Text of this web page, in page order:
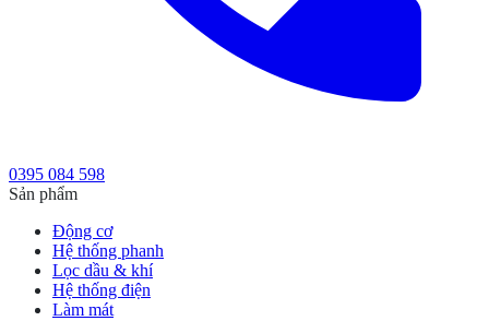
0395 084 598
Sản phẩm
Động cơ
Hệ thống phanh
Lọc dầu & khí
Hệ thống điện
Làm mát